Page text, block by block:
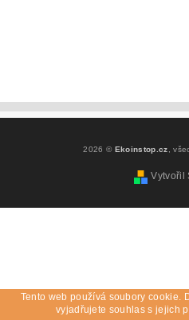
2026 © Ekoinstop.cz,
Vytvořil
Tento web používá soubory cookie.
vyjadřujete souhlas s jejich